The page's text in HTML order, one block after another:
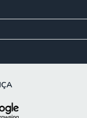
Para locais com